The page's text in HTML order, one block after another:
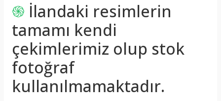
֍ İlandaki resimlerin
tamamı kendi
çekimlerimiz olup stok
fotoğraf
kullanılmamaktadır.